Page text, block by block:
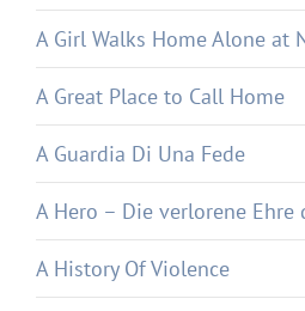
A Girl Walks Home Alone at
A Great Place to Call Home
A Guardia Di Una Fede
A Hero – Die verlorene Ehre
A History Of Violence